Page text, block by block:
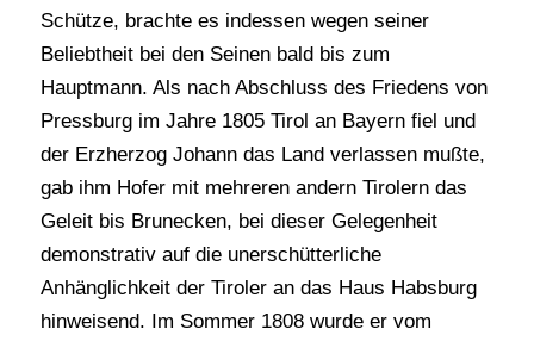
Schütze, brachte es indessen wegen seiner
Beliebtheit bei den Seinen bald bis zum
Hauptmann. Als nach Abschluss des Friedens von
Pressburg im Jahre 1805 Tirol an Bayern fiel und
der Erzherzog Johann das Land verlassen mußte,
gab ihm Hofer mit mehreren andern Tirolern das
Geleit bis Brunecken, bei dieser Gelegenheit
demonstrativ auf die unerschütterliche
Anhänglichkeit der Tiroler an das Haus Habsburg
hinweisend. Im Sommer 1808 wurde er vom